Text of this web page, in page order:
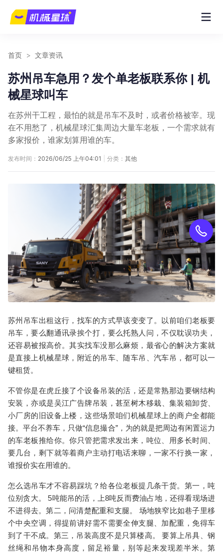
首页 > 文章资讯
苏州吊车急用？发个单老板联系你 | 机
械星球叫车
在苏州干工程，最怕的就是吊车不及时，或者价格被宰。现
在不用愁了，机械星球汇集周边大量车老板，一个需求就有
多家报价，谁家划算用谁的车。
发布时间： 2026/06/25 上午04:01 分类： 其他
苏州吊车出租这行，找车的方式早该变变了。以前咱们老板要
吊车，要么翻通讯录挨个打，要么托熟人问，不仅耽误功夫，
还容易被报高价。其实找车没那么麻烦，最省心的解决方案就
是直接上机械星球 ，附近的吊车、随车吊、汽车吊，都可以一
键租赁。
不管你是在虎丘接了个设备吊装的活，还是常熟那边要钢结构
安装 ，亦或是吴江广告牌吊装 ，甚至树木移栽 集装箱卸货
小厂房的旧设备上楼 ，这些场景咱们机械星球上的商户全都能
接。平台不养车，只做“信息撮合”，为的就是把周边有闲置运力
的车老板推给你。你只管把需求发出来，吨位、用多长时间、
要几台，剩下就等着商户主动打电话来聊，一家不行换一家，
谁报价实在用谁的。
怎么选吊车才不容易踩坑？给各位老板提几条干货。 第一，吨
位别贪大。
5吨能吊的活，上8吨反而费油占地，还得看现场进
不进得去。第二，问清楚配重和支腿。
场地狭窄比如巷子里移
个中央空调，得提前讲好需不需要全伸支腿、加配重，免得车
到了干不成。 第三，吊装高度不是只算楼高。
要算上吊具、钢
丝绳和吊物本身高度，留足裕量，别等起来发现差半米。 第